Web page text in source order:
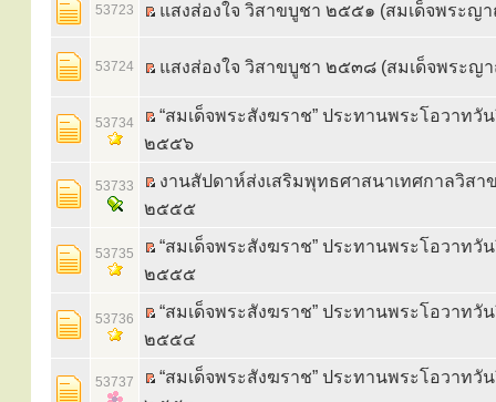
53723 แสงส่องใจ วิสาขบูชา ๒๕๕๑ (สมเด็จพระญ
53724 แสงส่องใจ วิสาขบูชา ๒๕๓๘ (สมเด็จพระญ
53734
“สมเด็จพระสังฆราช” ประทานพระโอวาทวั
๒๕๕๖
53733
งานสัปดาห์ส่งเสริมพุทธศาสนาเทศกาลวิสา
๒๕๕๕
53735
“สมเด็จพระสังฆราช” ประทานพระโอวาทวั
๒๕๕๕
53736
“สมเด็จพระสังฆราช” ประทานพระโอวาทวั
๒๕๕๔
53737
“สมเด็จพระสังฆราช” ประทานพระโอวาทวั